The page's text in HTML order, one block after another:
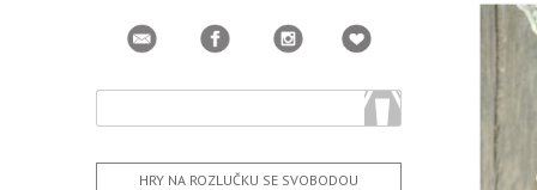
HRY NA ROZLUČKU SE SVOBODOU